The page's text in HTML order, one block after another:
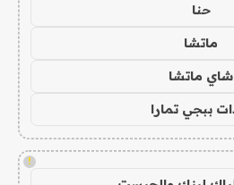
حنا
ماتشا
شاي ماتشا
ببجي تمارا
!